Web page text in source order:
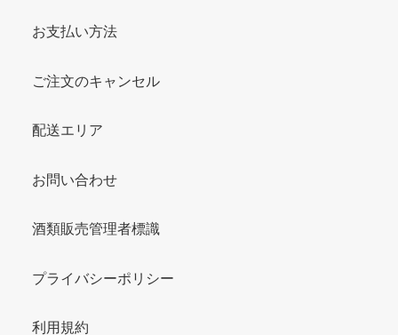
お支払い方法
ご注文のキャンセル
配送エリア
お問い合わせ
酒類販売管理者標識
プライバシーポリシー
利用規約